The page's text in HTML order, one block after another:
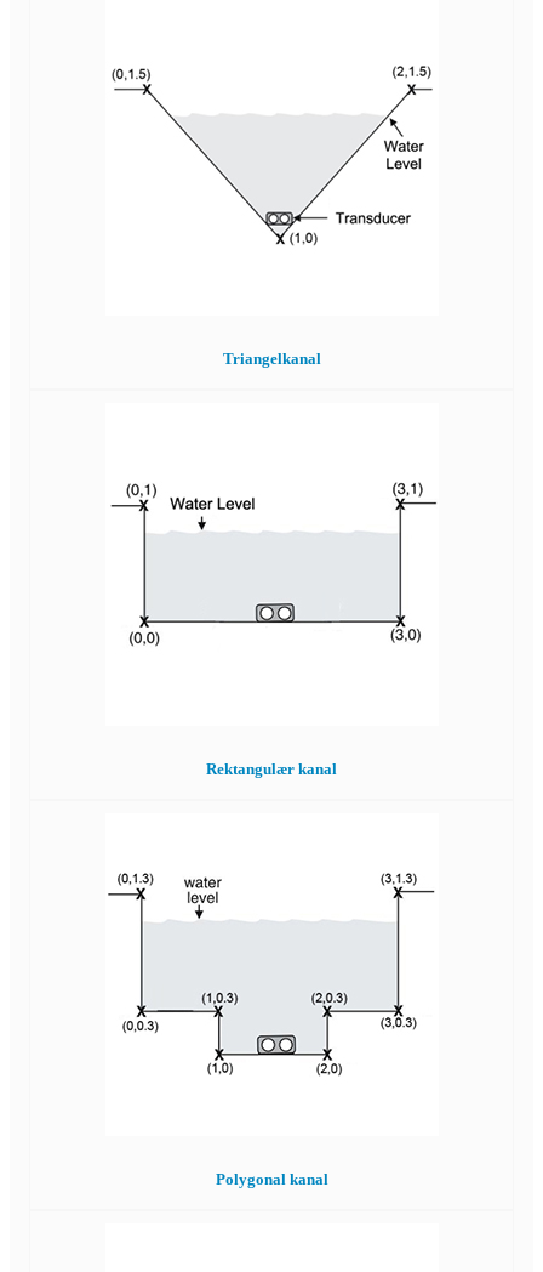
Triangelkanal
Rektangulær kanal
Polygonal kanal